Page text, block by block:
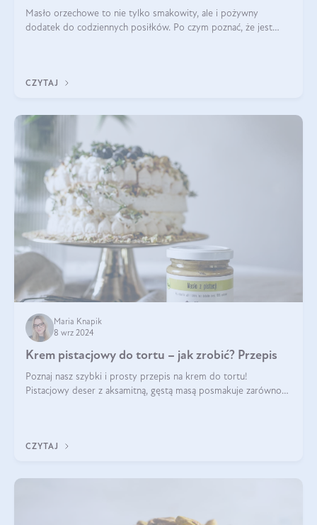
Masło orzechowe to nie tylko smakowity, ale i pożywny
dodatek do codziennych posiłków. Po czym poznać, że jest
CZYTAJ
Maria Knapik
8 wrz 2024
Krem pistacjowy do tortu – jak zrobić? Przepis
Poznaj nasz szybki i prosty przepis na krem do tortu!
Pistacjowy deser z aksamitną, gęstą masą posmakuje zarówno
CZYTAJ